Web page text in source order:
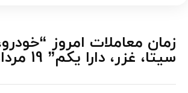
زمان معاملات امروز
سیتا، غزر، دارا یکم” 19 مرداد ماه